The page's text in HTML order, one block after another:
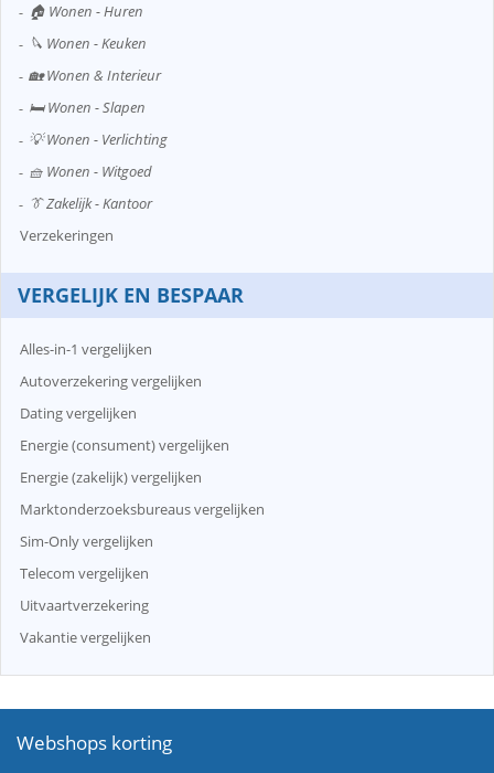
🏠 Wonen - Huren
🔪 Wonen - Keuken
🏡 Wonen & Interieur
🛏️ Wonen - Slapen
💡 Wonen - Verlichting
🧺 Wonen - Witgoed
👔 Zakelijk - Kantoor
Verzekeringen
VERGELIJK EN BESPAAR
Alles-in-1 vergelijken
Autoverzekering vergelijken
Dating vergelijken
Energie (consument) vergelijken
Energie (zakelijk) vergelijken
Marktonderzoeksbureaus vergelijken
Sim-Only vergelijken
Telecom vergelijken
Uitvaartverzekering
Vakantie vergelijken
Webshops korting